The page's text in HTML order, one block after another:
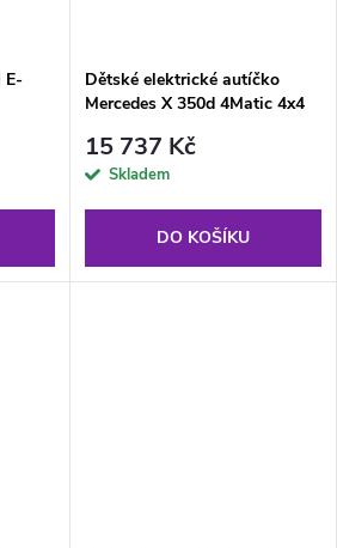
E-
Dětské elektrické autíčko
Mercedes X 350d 4Matic 4x4
15 737 Kč
Skladem
DO KOŠÍKU